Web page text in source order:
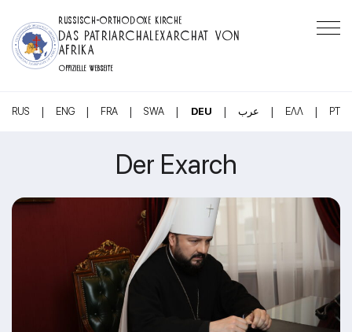
RUSSISCH-ORTHODOXE KIRCHE
DAS PATRIARCHALEXARCHAT VON
AFRIKA
OFFIZIELLE WEBSEITE
RUS | ENG | FRA | SWA | DEU | عرب | ΕΛΛ | PT
Der Exarch